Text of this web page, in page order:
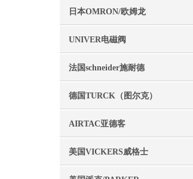
日本OMRON/欧姆龙
UNIVER电磁阀
法国schneider施耐德
德国TURCK（图尔克）
AIRTAC亚德客
美国VICKERS威格士